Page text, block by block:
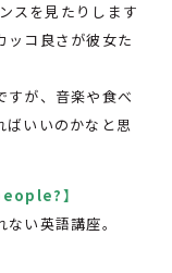
スを見たりします
ッコ良さが彼女た
すが、音楽や食べ
ばいいのかなと思
】
い英語講座。